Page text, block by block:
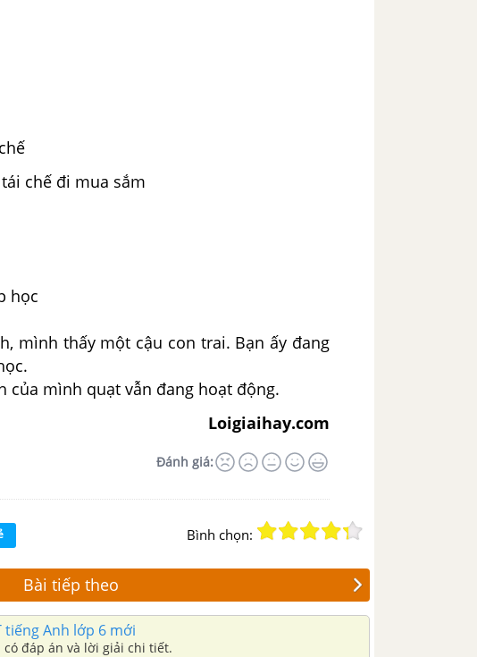
tái chế
chế đi mua sắm
rác
học
mình thấy một cậu con trai. Bạn ấy đang
của mình quạt vẫn đang hoạt động.
Loigiaihay.com
Đánh giá:
Bình chọn:
Bài tiếp theo
tiếng Anh lớp 6 mới
tập Reading unit 11 có đáp án và lời giải chi tiết.